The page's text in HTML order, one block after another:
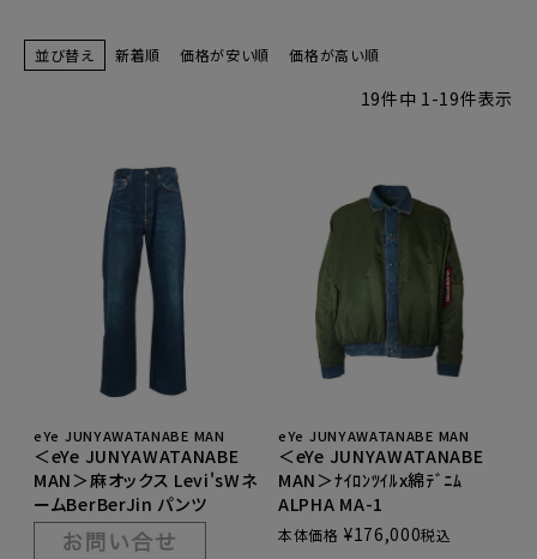
並び替え 新着順 価格が安い順 価格が高い順
19件中 1-19件表示
eYe JUNYAWATANABE MAN
＜eYe JUNYAWATANABE
MAN＞麻オックス Levi'sWネ
ームBerBerJin パンツ
eYe JUNYAWATANABE MAN
＜eYe JUNYAWATANABE
MAN＞ﾅｲﾛﾝﾂｲﾙx綿ﾃﾞﾆﾑ
ALPHA MA-1
本体価格 ¥176,000税込